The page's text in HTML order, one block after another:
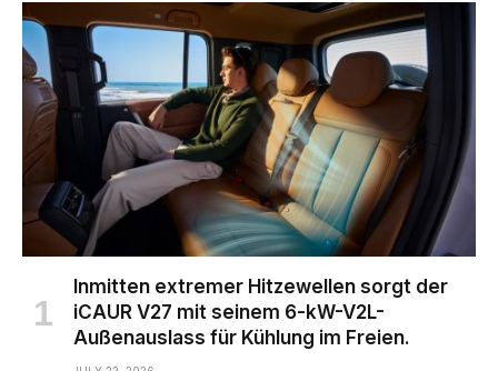
Inmitten extremer Hitzewellen sorgt der
iCAUR V27 mit seinem 6-kW-V2L-
Außenauslass für Kühlung im Freien.